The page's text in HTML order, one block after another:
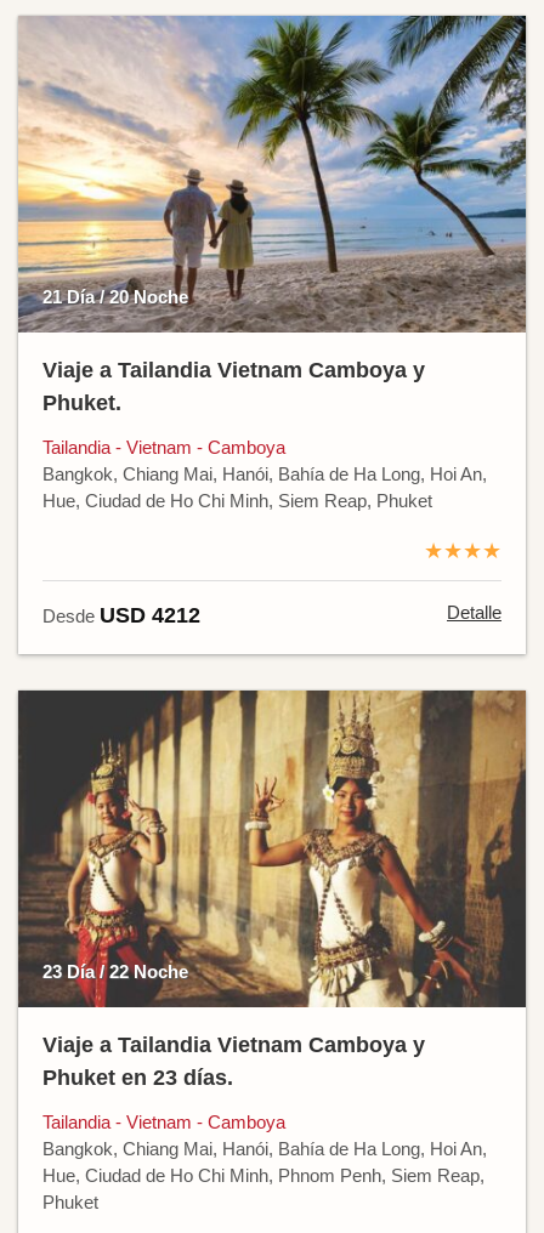
21 Día / 20 Noche
Viaje a Tailandia Vietnam Camboya y
Phuket.
Tailandia - Vietnam - Camboya
Bangkok, Chiang Mai, Hanói, Bahía de Ha Long, Hoi An,
Hue, Ciudad de Ho Chi Minh, Siem Reap, Phuket
★★★★
Desde USD 4212 Detalle
23 Día / 22 Noche
Viaje a Tailandia Vietnam Camboya y
Phuket en 23 días.
Tailandia - Vietnam - Camboya
Bangkok, Chiang Mai, Hanói, Bahía de Ha Long, Hoi An,
Hue, Ciudad de Ho Chi Minh, Phnom Penh, Siem Reap,
Phuket